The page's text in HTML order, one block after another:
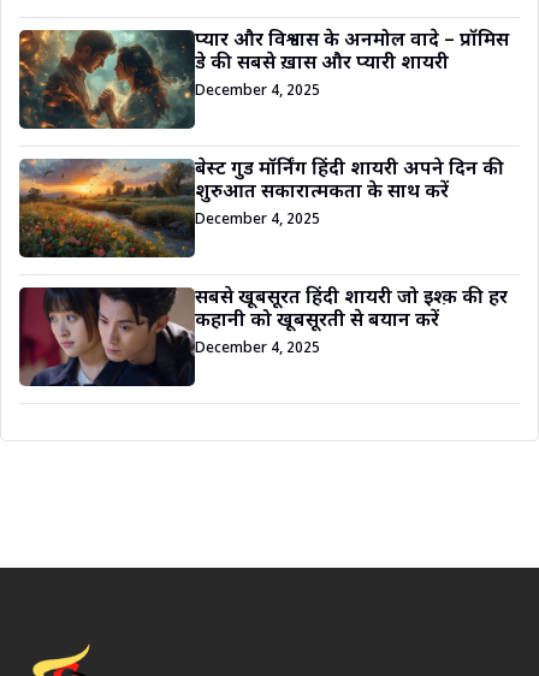
प्यार और विश्वास के अनमोल वादे – प्रॉमिस
डे की सबसे ख़ास और प्यारी शायरी
December 4, 2025
बेस्ट गुड मॉर्निंग हिंदी शायरी अपने दिन की
शुरुआत सकारात्मकता के साथ करें
December 4, 2025
सबसे खूबसूरत हिंदी शायरी जो इश्क़ की हर
कहानी को खूबसूरती से बयान करें
December 4, 2025